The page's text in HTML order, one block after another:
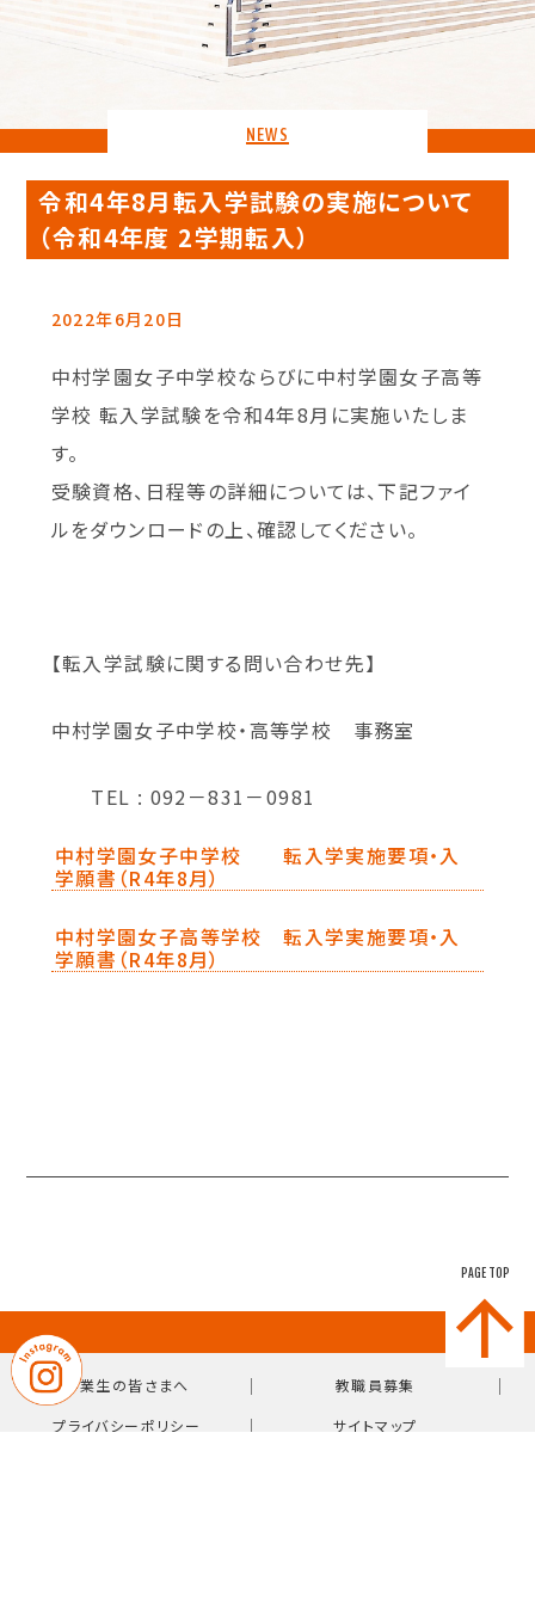
NEWS
令和4年8月転入学試験の実施について
（令和4年度 2学期転入）
2022年6月20日
中村学園女子中学校ならびに中村学園女子高等
学校 転入学試験を令和4年8月に実施いたしま
す。
受験資格、日程等の詳細については、下記ファイ
ルをダウンロードの上、確認してください。
【転入学試験に関する問い合わせ先】
中村学園女子中学校・高等学校 事務室
TEL : 092－831－0981
中村学園女子中学校 転入学実施要項・入
学願書（R4年8月）
中村学園女子高等学校 転入学実施要項・入
学願書（R4年8月）
卒業生の皆さまへ ｜ 教職員募集 ｜
プライバシーポリシー ｜ サイトマップ
PAGE TOP